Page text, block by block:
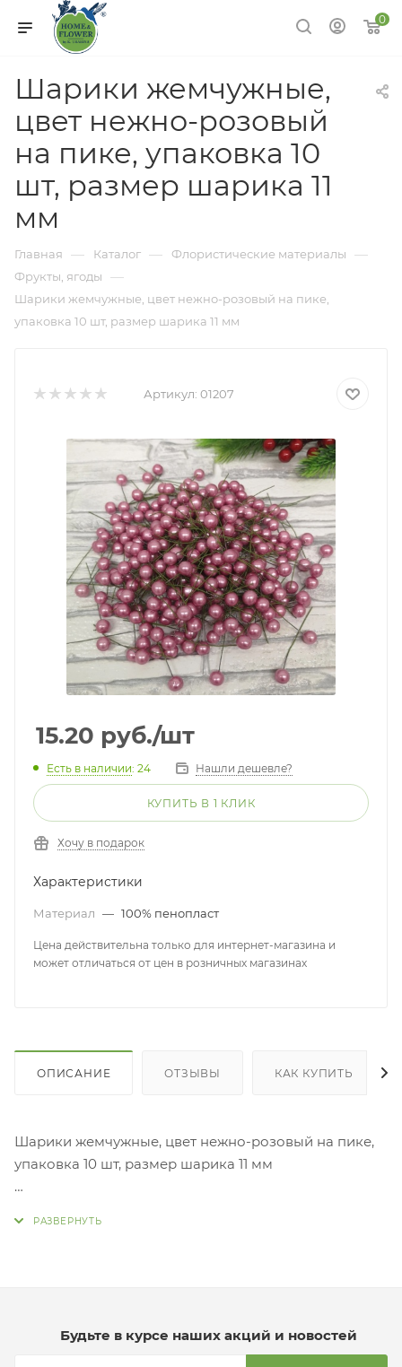
0
Шарики жемчужные,
цвет нежно-розовый
на пике, упаковка 10
шт, размер шарика 11
мм
Главная — Каталог — Флористические материалы —
Фрукты, ягоды —
Шарики жемчужные, цвет нежно-розовый на пике,
упаковка 10 шт, размер шарика 11 мм
Артикул: 01207
15.20 руб./шт
Есть в наличии: 24 Нашли дешевле?
КУПИТЬ В 1 КЛИК
Хочу в подарок
Характеристики
Материал — 100% пенопласт
Цена действительна только для интернет-магазина и
может отличаться от цен в розничных магазинах
ОПИСАНИЕ ОТЗЫВЫ КАК КУПИТЬ
Шарики жемчужные, цвет нежно-розовый на пике,
упаковка 10 шт, размер шарика 11 мм
Будьте в курсе наших акций и новостей